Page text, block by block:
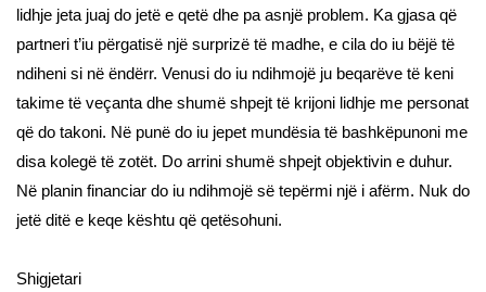
lidhje jeta juaj do jetë e qetë dhe pa asnjë problem. Ka gjasa që
partneri t’iu përgatisë një surprizë të madhe, e cila do iu bëjë të
ndiheni si në ëndërr. Venusi do iu ndihmojë ju beqarëve të keni
takime të veçanta dhe shumë shpejt të krijoni lidhje me personat
që do takoni. Në punë do iu jepet mundësia të bashkëpunoni me
disa kolegë të zotët. Do arrini shumë shpejt objektivin e duhur.
Në planin financiar do iu ndihmojë së tepërmi një i afërm. Nuk do
jetë ditë e keqe kështu që qetësohuni.
Shigjetari